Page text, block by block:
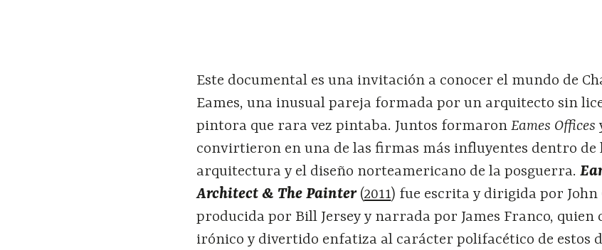
Este documental es una invitación a conocer el mundo de
Eames, una inusual pareja formada por un arquitecto sin
pintora que rara vez pintaba. Juntos formaronEames Offices
convirtieron en una de las firmas más influyentes dentro de
arquitectura y el diseño norteamericano de la posguerra.
Architect & The Painter (2011) fue escrita y dirigida por John
producida por Bill Jersey y narrada por James Franco, quien
irónico y divertido enfatiza al carácter polifacético de estos